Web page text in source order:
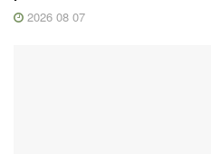
2026 08 07